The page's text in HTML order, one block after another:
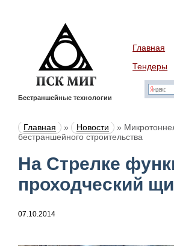
Бестраншейные технологии
Главная
Тендеры
Главная » Новости »
бестраншейного строительства
На Стрелке
проходческий
07.10.2014